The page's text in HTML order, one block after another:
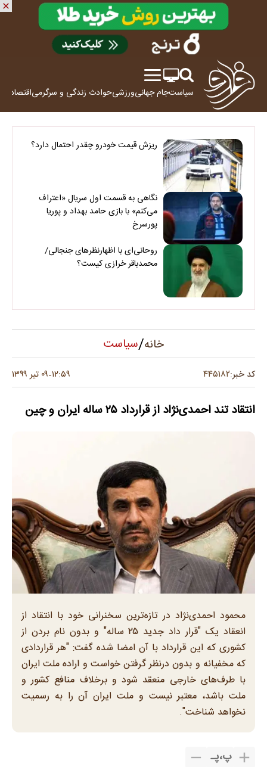
سیاستجام جهانیورزشیحوادث زندگی و سرگرمیاقتصاد
ریزش قیمت خودرو چقدر احتمال دارد؟
نگاهی به قسمت اول سریال «اعتراف
می‌کنم» با بازی حامد بهداد و پوریا
پورسرخ
روحانی‌ای با اظهارنظرهای جنجالی/
محمدباقر خرازی کیست؟
خانه/سیاست
کد خبر:۴۴۵۱۸۲ ۱۲:۵۹-۰۹ تیر ۱۳۹۹
انتقاد تند احمدی‌نژاد از قرارداد ۲۵ ساله ایران و چین
محمود احمدی‌نژاد در تازه‌ترین سخنرانی خود با انتقاد از
انعقاد یک "قرار داد جدید ۲۵ ساله" و بدون نام بردن از
کشوری که این قرارداد با آن امضا شده گفت: "هر قراردادی
که مخفیانه و بدون درنظر گرفتن خواست و اراده ملت ایران
با طرف‌های خارجی منعقد شود و برخلاف منافع کشور و
ملت باشد، معتبر نیست و ملت ایران آن را به رسمیت
نخواهد شناخت".
پ،پـ